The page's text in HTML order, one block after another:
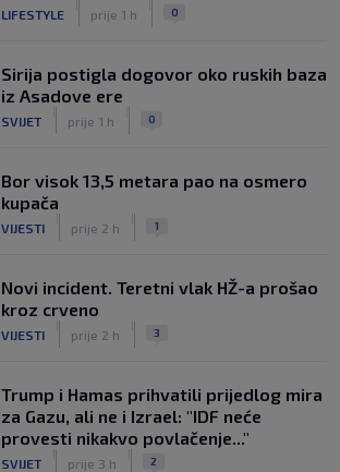
LIFESTYLE prije 1 h 0
Sirija postigla dogovor oko ruskih baza
iz Asadove ere
SVIJET prije 1 h 0
Bor visok 13,5 metara pao na osmero
kupača
VIJESTI prije 2 h 1
Novi incident. Teretni vlak HŽ-a prošao
kroz crveno
VIJESTI prije 2 h 3
Trump i Hamas prihvatili prijedlog mira
za Gazu, ali ne i Izrael: "IDF neće
provesti nikakvo povlačenje..."
SVIJET prije 3 h 2